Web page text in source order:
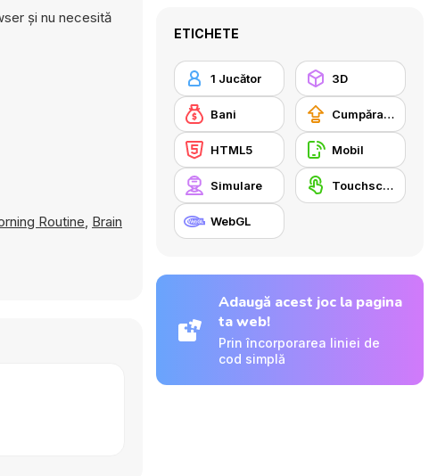
și nu necesită
Routine, Brain
ETICHETE
1 Jucător 3D
Bani Cumpărare Echipamente Actualizate
HTML5 Mobil
Simulare Touchscreen
WebGL
Adaugă acest joc la pagina
ta web!
Prin încorporarea liniei de
cod simplă